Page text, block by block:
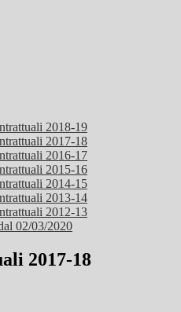
2018-19
2017-18
2016-17
2015-16
2014-15
2013-14
2012-13
02/03/2020
2017-18